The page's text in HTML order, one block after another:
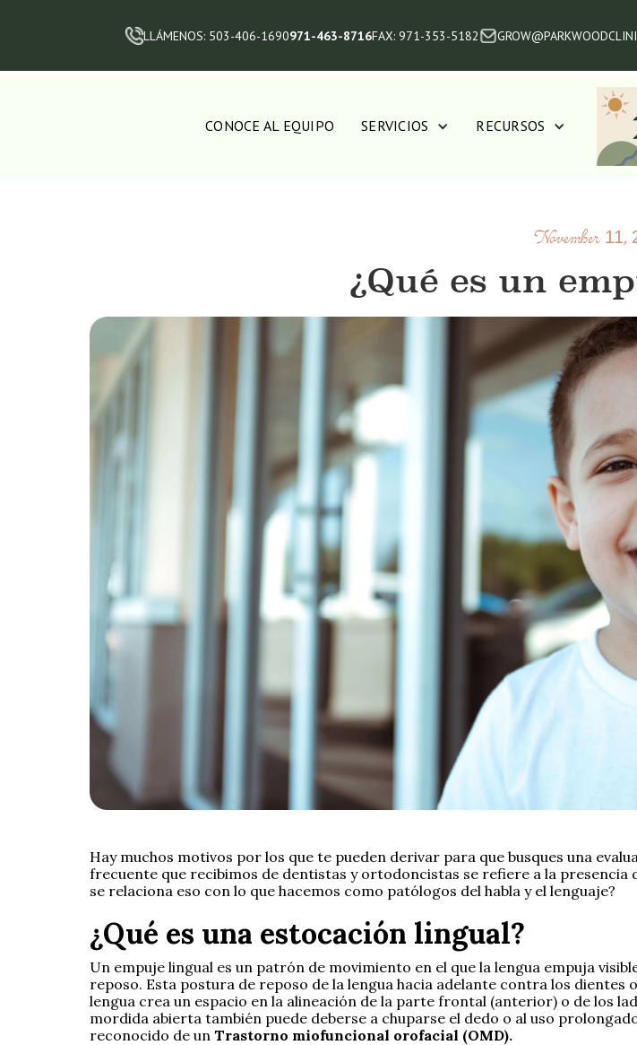
LLÁMENOS: 503-406-1690971-463-8716FAX: 971-353-5182
CONOCE AL EQUIPO SERVICIOS RECURSOS
November 11,
¿Qué es un
Hay muchos motivos por los que te pueden derivar para que busques una
frecuente que recibimos de dentistas y ortodoncistas se refiere a la presencia
se relaciona eso con lo que hacemos como patólogos del habla y el lenguaje?
¿Qué es una estocación lingual?
Un empuje lingual es un patrón de movimiento en el que la lengua empuja
reposo. Esta postura de reposo de la lengua hacia adelante contra los
lengua crea un espacio en la alineación de la parte frontal (anterior) o de los
mordida abierta también puede deberse a chuparse el dedo o al uso
reconocido de un Trastorno miofuncional orofacial (OMD).